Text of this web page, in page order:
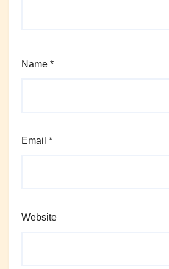
Name *
Email *
Website